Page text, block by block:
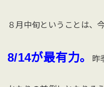
８月中旬ということは、
8/14が最有力。 昨